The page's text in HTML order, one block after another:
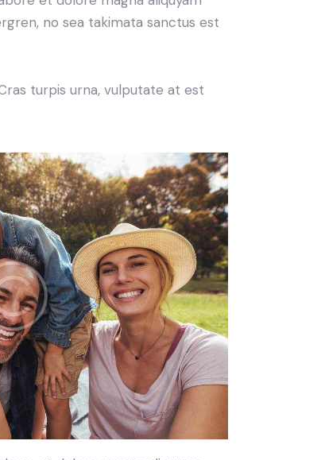
no sea takimata sanctus est
turpis urna, vulputate at est